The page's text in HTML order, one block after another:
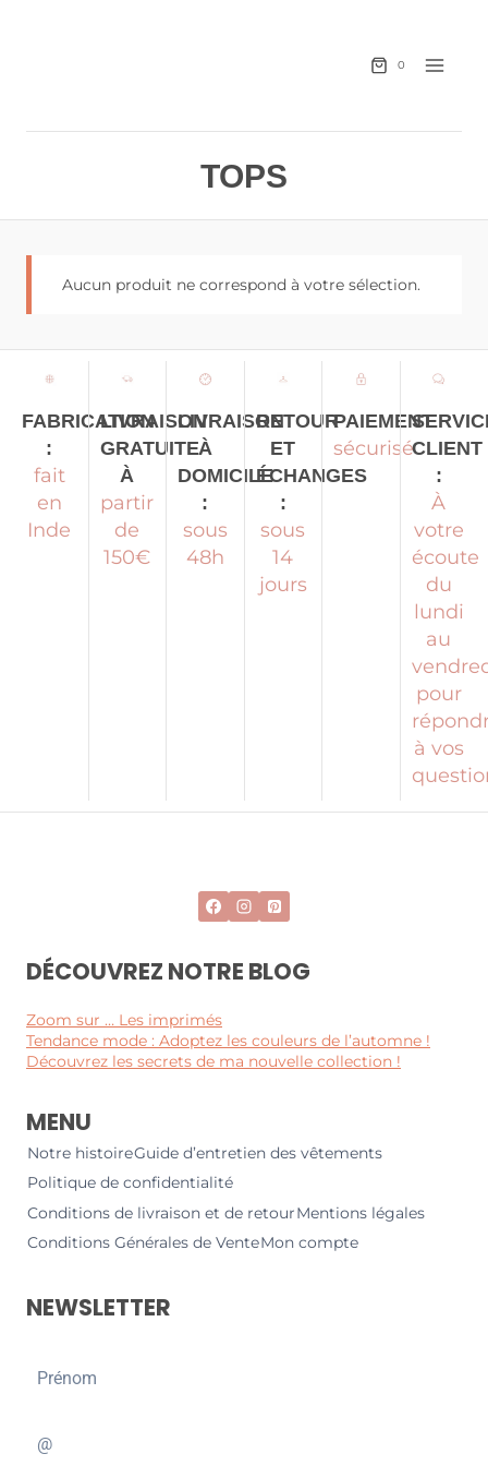
0
TOPS
Aucun produit ne correspond à votre sélection.
FABRICATION
:
fait
en
Inde
LIVRAISON
GRATUITE
À
partir
de
150€
LIVRAISON
À
DOMICILE
:
sous
48h
RETOUR
ET
ÉCHANGES
:
sous
14
jours
PAIEMENT
sécuriséCLIENT
:
À
votre
écoute
du
lundi
au
pour
à vos
DÉCOUVREZ NOTRE BLOG
Zoom sur … Les imprimés
Tendance mode : Adoptez les couleurs de l’automne !
Découvrez les secrets de ma nouvelle collection !
MENU
Notre histoireGuide d’entretien des vêtements
Politique de confidentialité
Conditions de livraison et de retourMentions légales
Conditions Générales de VenteMon compte
NEWSLETTER